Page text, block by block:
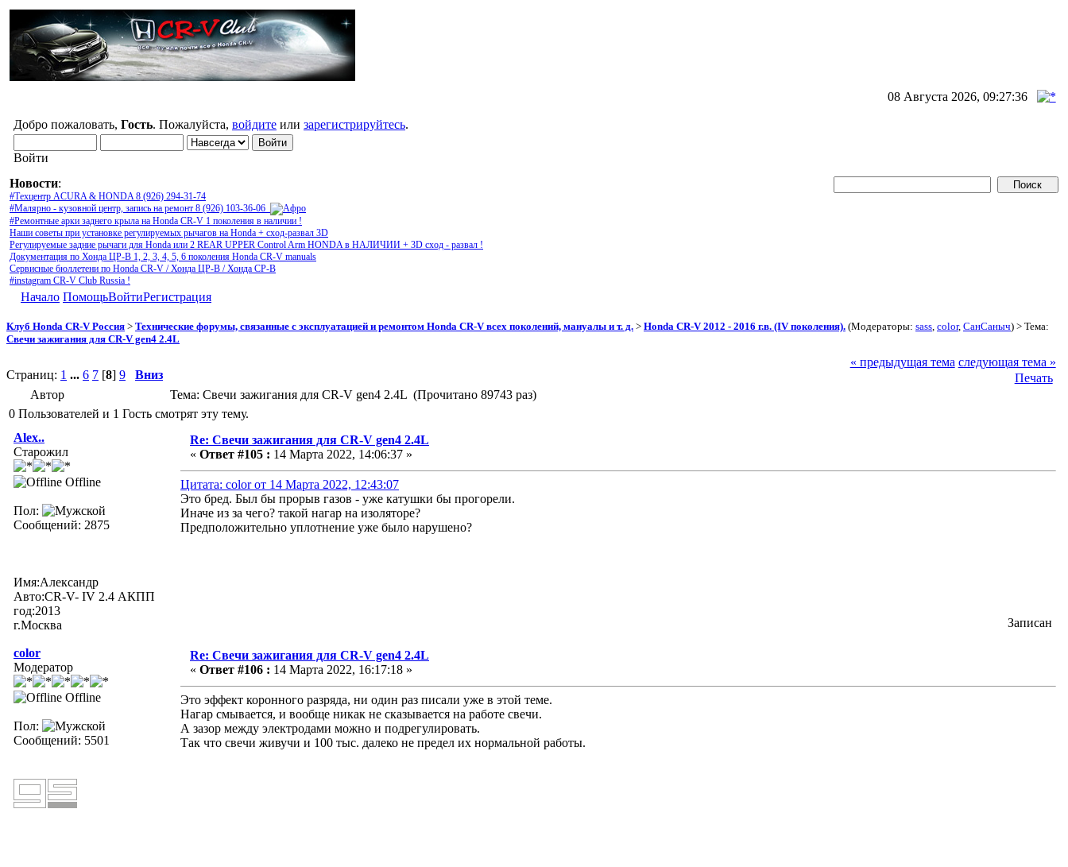
08 Августа 2026, 09:27:36
Добро пожаловать, Гость. Пожалуйста, войдите или зарегистрируйтесь.
Войти
Новости:
#Техцентр ACURA & HONDA 8 (926) 294-31-74
#Малярно - кузовной центр, запись на ремонт 8 (926) 103-36-06
#Ремонтные арки заднего крыла на Honda CR-V 1 поколения в наличии !
Наши советы при установке регулируемых рычагов на Honda + сход-развал 3D
Регулируемые задние рычаги для Honda или 2 REAR UPPER Control Arm HONDA в НАЛИЧИИ + 3D сход - развал !
Документация по Хонда ЦР-В 1, 2, 3, 4, 5, 6 поколения Honda CR-V manuals
Сервисные бюллетени по Honda CR-V / Хонда ЦР-В / Хонда СР-В
#instagram CR-V Club Russia !
Начало ПомощьВойтиРегистрация
Клуб Honda CR-V Россия > Технические форумы, связанные с эксплуатацией и ремонтом Honda CR-V всех поколений, мануалы и т. д. > Honda CR-V 2012 - 2016 г.в. (IV поколения). (Модераторы: sass color, СанСаныч) > Тема:
Свечи зажигания для CR-V gen4 2.4L
Страниц: 1 ... 6 7 [8] 9 Вниз
« предыдущая тема следующая тема »
Печать
Автор
Тема: Свечи зажигания для CR-V gen4 2.4L (Прочитано 89743 раз)
0 Пользователей и 1 Гость смотрят эту тему.
Alex..
Старожил
Offline
Пол:
Сообщений: 2875
Имя:Александр
Авто:CR-V- IV 2.4 АКПП
год:2013
г.Москва
Re: Свечи зажигания для CR-V gen4 2.4L
« Ответ #105 : 14 Марта 2022, 14:06:37 »
Цитата: color от 14 Марта 2022, 12:43:07
Это бред. Был бы прорыв газов - уже катушки бы прогорели.
Иначе из за чего? такой нагар на изоляторе?
Предположительно уплотнение уже было нарушено?
Записан
color
Модератор
Offline
Пол:
Сообщений: 5501
Re: Свечи зажигания для CR-V gen4 2.4L
« Ответ #106 : 14 Марта 2022, 16:17:18 »
Это эффект коронного разряда, ни один раз писали уже в этой теме.
Нагар смывается, и вообще никак не сказывается на работе свечи.
А зазор между электродами можно и подрегулировать.
Так что свечи живучи и 100 тыс. далеко не предел их нормальной работы.